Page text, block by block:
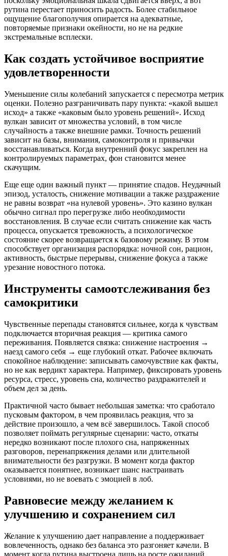
рутина перестает приносить радость. Более стабильное
ощущение благополучия опирается на адекватные,
повторяемые признаки окейности, но не на редкие
экстремальные всплески.
Как создать устойчивое восприятие
удовлетворенности
Уменьшение силы колебаний запускается с пересмотра метрик
оценки. Полезно разграничивать пару пункта: «какой вышел
исход» а также «каковым было уровень решений». Исход
вулкан зависит от множества условий, в том числе
случайность а также внешние рамки. Точность решений
зависит на базы, внимания, самоконтроля и привычки
восстанавливаться. Когда внутренний фокус закреплен на
контролируемых параметрах, фон становится менее
скачущим.
Еще еще один важный пункт — принятие спадов. Неудачный
эпизод, усталость, снижение мотивации а также раздражение
не равны возврат «на нулевой уровень». Это казино вулкан
обычно сигнал про перегрузке либо необходимости
восстановления. В случае если считать снижение как часть
процесса, опускается тревожность, а психологическое
состояние скорее возвращается к базовому режиму. В этом
способствует организация распорядка: ночной сон, рацион,
активность, быстрые перерывы, снижение фокуса а также
урезание новостного потока.
Инструменты самоотслеживания без
самокритики
Чувственные перепады становятся сильнее, когда к чувствам
подключается вторичная реакция — критика самого
переживания. Появляется связка: снижение настроения →
наезд самого себя → еще глубокий откат. Рабочее включать
спокойное наблюдение: записывать самочувствие как факты,
но не как вердикт характера. Например, фиксировать уровень
ресурса, стресс, уровень сна, количество раздражителей и
объем дел за день.
Практичной часто бывает небольшая заметка: что сработало
пусковым фактором, в чем проявилась реакция, что за
действие произошло, а чем всё завершилось. Такой способ
позволяет поймать регулярные сценарии: часто, откаты
нередко возникают после плохого сна, напряженных
разговоров, перенапряжения делами или длительной
внимательности без разгрузки. В момент когда фактор
оказывается понятнее, возникает шанс настраивать
условиями, но не воевать с эмоцией в лоб.
Равновесие между желанием к
улучшению и сохранением сил
Желание к улучшению дает направление а поддерживает
вовлеченность, однако без баланса это разгоняет качели. В
момент когда рутина выстроена лишь на росте ожиданий,